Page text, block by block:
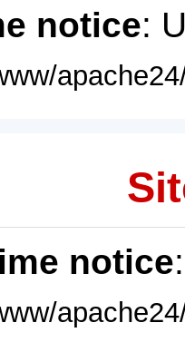
notice:
notice